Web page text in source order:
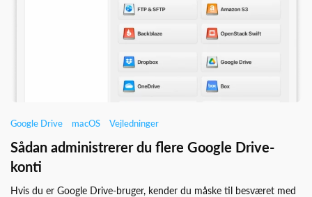
Google Drive macOS Vejledninger
Sådan administrerer du flere Google Drive-
konti
Hvis du er Google Drive-bruger, kender du måske til besværet med